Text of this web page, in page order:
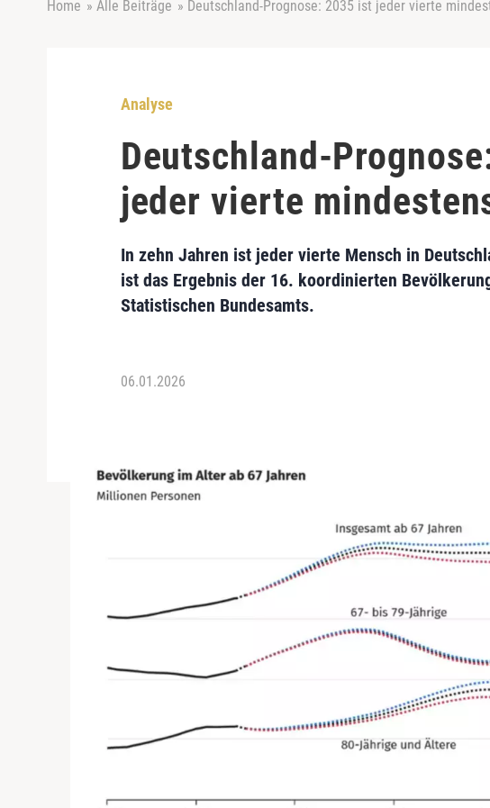
Home » Alle Beiträge » Deutschland-Prognose: 2035 ist jeder vierte
Analyse
Deutschland-
jeder vierte
In zehn Jahren ist jeder vierte Mensch in
ist das Ergebnis der 16. koordinierten
Statistischen Bundesamts.
06.01.2026